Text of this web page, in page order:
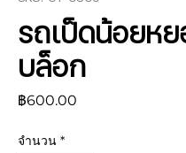
รถเป็ดน้อยห
บล็อก
฿600.00
จำนวน *